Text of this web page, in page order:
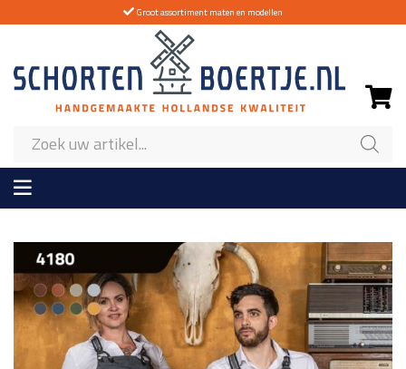
Groot assortiment maten en modellen
zoeken